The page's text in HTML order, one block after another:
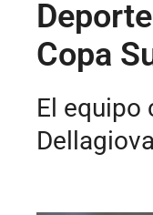
Copa
El equipo